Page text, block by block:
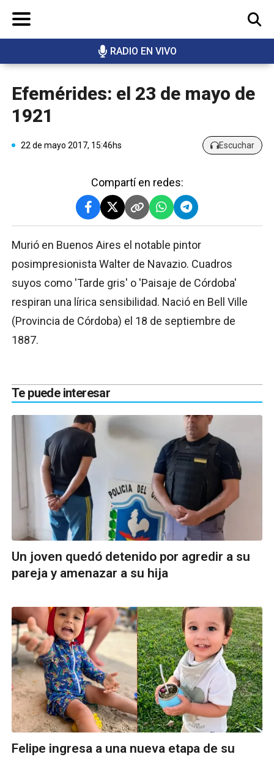
RADIO EN VIVO
BUSCAR
Efemérides: el 23 de mayo de
1921
22 de mayo 2017, 15:46hs Escuchar
Compartí en redes:
Murió en Buenos Aires el notable pintor
posimpresionista Walter de Navazio. Cuadros
suyos como 'Tarde gris' o 'Paisaje de Córdoba'
respiran una lírica sensibilidad. Nació en Bell Ville
(Provincia de Córdoba) el 18 de septiembre de
1887.
Te puede interesar
Un joven quedó detenido por agredir a su
pareja y amenazar a su hija
Felipe ingresa a una nueva etapa de su